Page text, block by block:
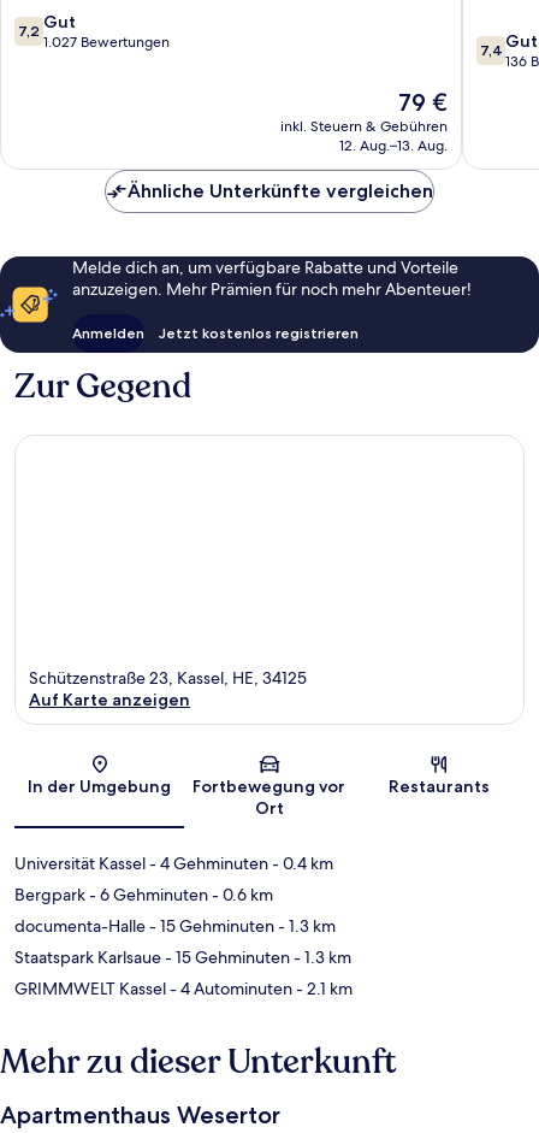
7.2
von
7,2 Gut
1.027 Bewertungen
Der
Preis
beträgt
79 €
inkl. Steuern & Gebühren
12. Aug.–13. Aug.
7.4
von
7,4 Gut
136
Ähnliche Unterkünfte vergleichen
Melde dich an, um verfügbare Rabatte und Vorteile
anzuzeigen. Mehr Prämien für noch mehr Abenteuer!
Anmelden Jetzt kostenlos registrieren
Zur Gegend
Karte
Schützenstraße 23, Kassel, HE, 34125
Auf Karte anzeigen
In der Umgebung
Fortbewegung vor
Ort
Restaurants
Universität Kassel- 4 Gehminuten- 0.4 km
Bergpark- 6 Gehminuten- 0.6 km
documenta-Halle- 15 Gehminuten- 1.3 km
Staatspark Karlsaue- 15 Gehminuten- 1.3 km
GRIMMWELT Kassel- 4 Autominuten- 2.1 km
Mehr zu dieser Unterkunft
Apartmenthaus Wesertor